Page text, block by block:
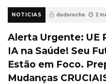
NOTICIAS dudurocha 2
Alerta Urgente: UE
IA na Saúde! Seu
Estão em Foco.
Mudanças